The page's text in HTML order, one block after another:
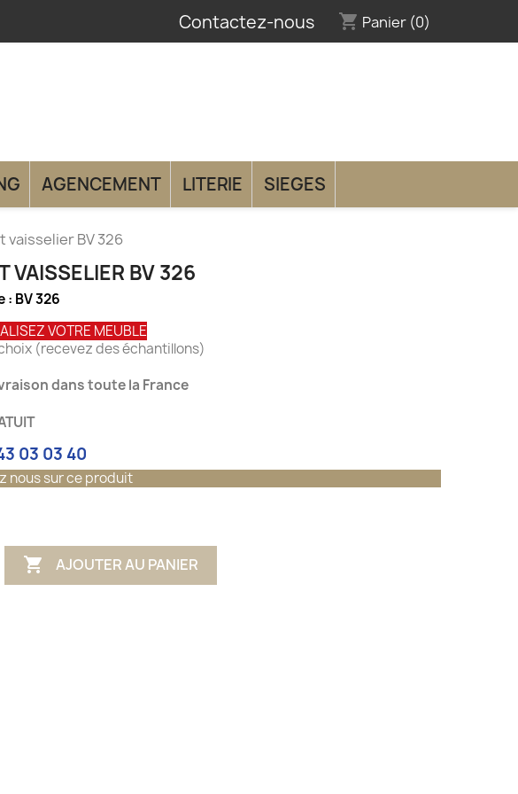
Contactez-nous shopping_cart Panier (0)
AGENCEMENT LITERIE SIEGES
vaisselier BV 326
VAISSELIER BV 326
: BV 326
VOTRE MEUBLE
(recevez des échantillons)
dans toute la France
03 03 40
nous sur ce produit
 AJOUTER AU PANIER